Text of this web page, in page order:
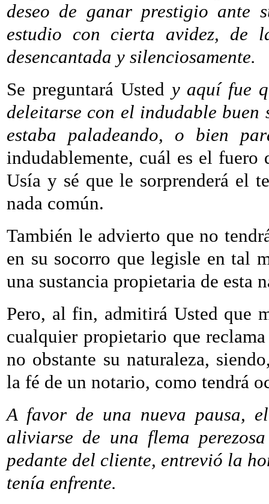
deseo de ganar prestigio ante
estudio con cierta avidez, de
desencantada y silenciosamente.
Se preguntará Usted y aquí fue
deleitarse con el indudable
estaba paladeando, o bien
indudablemente, cuál es el fuero
Usía y sé que le sorprenderá el
nada común.
También le advierto que no
en su socorro que legisle en tal
una sustancia propietaria de esta
Pero, al fin, admitirá Usted que
cualquier propietario que
no obstante su naturaleza,
la fé de un notario, como tendrá
A favor de una nueva pausa,
aliviarse de una flema
pedante del cliente, entrevió la
tenía enfrente.